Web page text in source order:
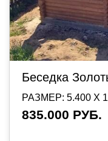
Беседка
РАЗМЕР: 5.400 Х
835.000 РУБ.